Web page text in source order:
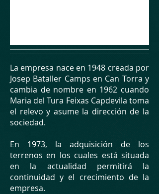
La empresa nace en 1948 creada por
Josep Bataller Camps en Can Torra y
cambia de nombre en 1962 cuando
Maria del Tura Feixas Capdevila toma
el relevo y asume la dirección de la
sociedad.
En 1973, la adquisición de los
terrenos en los cuales está situada
en la actualidad permitirá la
continuidad y el crecimiento de la
empresa.